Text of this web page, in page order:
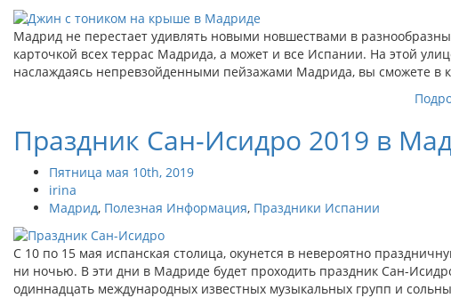
Мадрид не перестает удивлять новыми новшествами в
карточкой всех террас Мадрида, а может и все Испании. На этой
наслаждаясь непревзойденными пейзажами Мадрида, вы сможете в
Праздник Сан-Исидро 2019 в
Пятница мая 10th, 2019
irina
Мадрид, Полезная Информация, Праздники Испании
С 10 по 15 мая испанская столица, окунется в невероятно
ни ночью. В эти дни в Мадриде будет проходить праздник Сан-
одиннадцать международных известных музыкальных групп и